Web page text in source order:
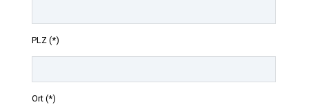
PLZ (*)
Ort (*)